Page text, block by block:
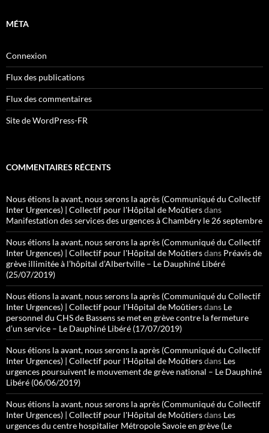
MÉTA
Connexion
Flux des publications
Flux des commentaires
Site de WordPress-FR
COMMENTAIRES RÉCENTS
Nous étions la avant, nous serons la après (Communiqué du Collectif
Inter Urgences) | Collectif pour l'Hôpital de Moûtiersdans
Manifestation des services des urgences à Chambéry le 26 septembre
Nous étions la avant, nous serons la après (Communiqué du Collectif
Inter Urgences) | Collectif pour l'Hôpital de Moûtiersdans Préavis de
grève illimitée à l’hôpital d’Albertville – Le Dauphiné Libéré
(25/07/2019)
Nous étions la avant, nous serons la après (Communiqué du Collectif
Inter Urgences) | Collectif pour l'Hôpital de Moûtiersdans Le
personnel du CHS de Bassens se met en grève contre la fermeture
d’un service – Le Dauphiné Libéré (17/07/2019)
Nous étions la avant, nous serons la après (Communiqué du Collectif
Inter Urgences) | Collectif pour l'Hôpital de Moûtiersdans Les
urgences poursuivent le mouvement de grève national – Le Dauphiné
Libéré (06/06/2019)
Nous étions la avant, nous serons la après (Communiqué du Collectif
Inter Urgences) | Collectif pour l'Hôpital de Moûtiersdans Les
urgences du centre hospitalier Métropole Savoie en grève (Le